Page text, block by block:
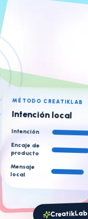
MÉTODO CREATIKLAB
Intención local
Intención
Encaje de
producto
Mensaje
local
CreatikLab